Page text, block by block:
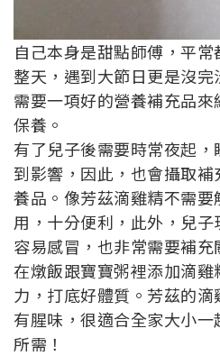
自己本身是甜點師傅，平
整天，遇到大節日更是沒
需要一項好的營養補充品
保養。
有了兒子後需要時常夜起
到影響，因此，也會攝取
養品。像芳茲滴雞精不需
用，十分便利，此外，兒
容易感冒，也非常需要補
在燉飯跟寶寶粥裡添加滴
力，打底好體質。芳茲的
有腥味，很適合全家大小
所需！